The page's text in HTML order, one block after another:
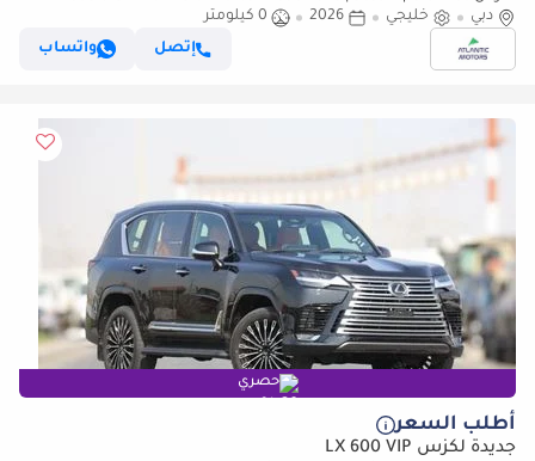
(للتصدير فقط)
دبي خليجي 2026
0 كيلومتر
إتصل
واتساب
حصري
أطلب السعر
جديدة لكزس LX 600 VIP